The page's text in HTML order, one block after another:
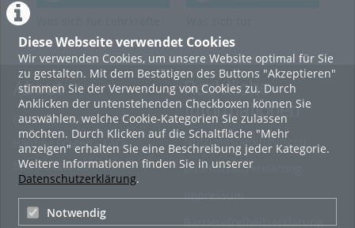
Diese Webseite verwendet Cookies
Wir verwenden Cookies, um unsere Website optimal für Sie
zu gestalten. Mit dem Bestätigen des Buttons "Akzeptieren"
stimmen Sie der Verwendung von Cookies zu. Durch
Anklicken der untenstehenden Checkboxen können Sie
auswählen, welche Cookie-Kategorien Sie zulassen
möchten. Durch Klicken auf die Schaltfläche "Mehr
anzeigen" erhalten Sie eine Beschreibung jeder Kategorie.
Weitere Informationen finden Sie in unserer
Datenschutzerklärung.
Notwendig
für besondere Aufgaben
(LfbA) ändern muss
studentische
Beschäftigte ändern
muss
About
Erste Schritte
Häufige Fragen - FAQ
Betriebsstatus
Rechtliche
Informationen
Nutzungsbedingungen
Datenschutzerklärung
Impressum
Barrierefreiheitserklärung